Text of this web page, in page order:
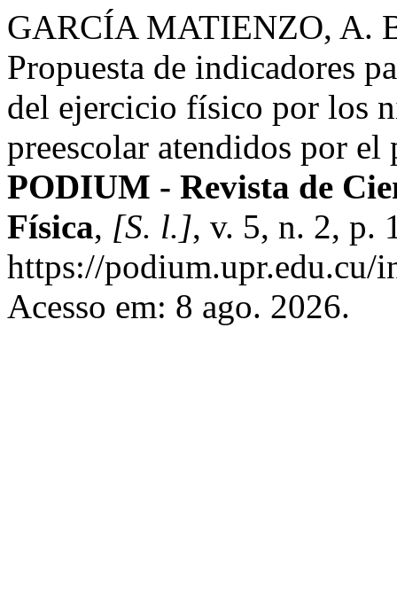
GARCÍA MATIENZO, A.
Propuesta de indicadores
del ejercicio físico por los
preescolar atendidos por
PODIUM - Revista de
Física, [S. l.], v. 5, n. 2, p.
https://
Acesso em: 8 ago. 2026.